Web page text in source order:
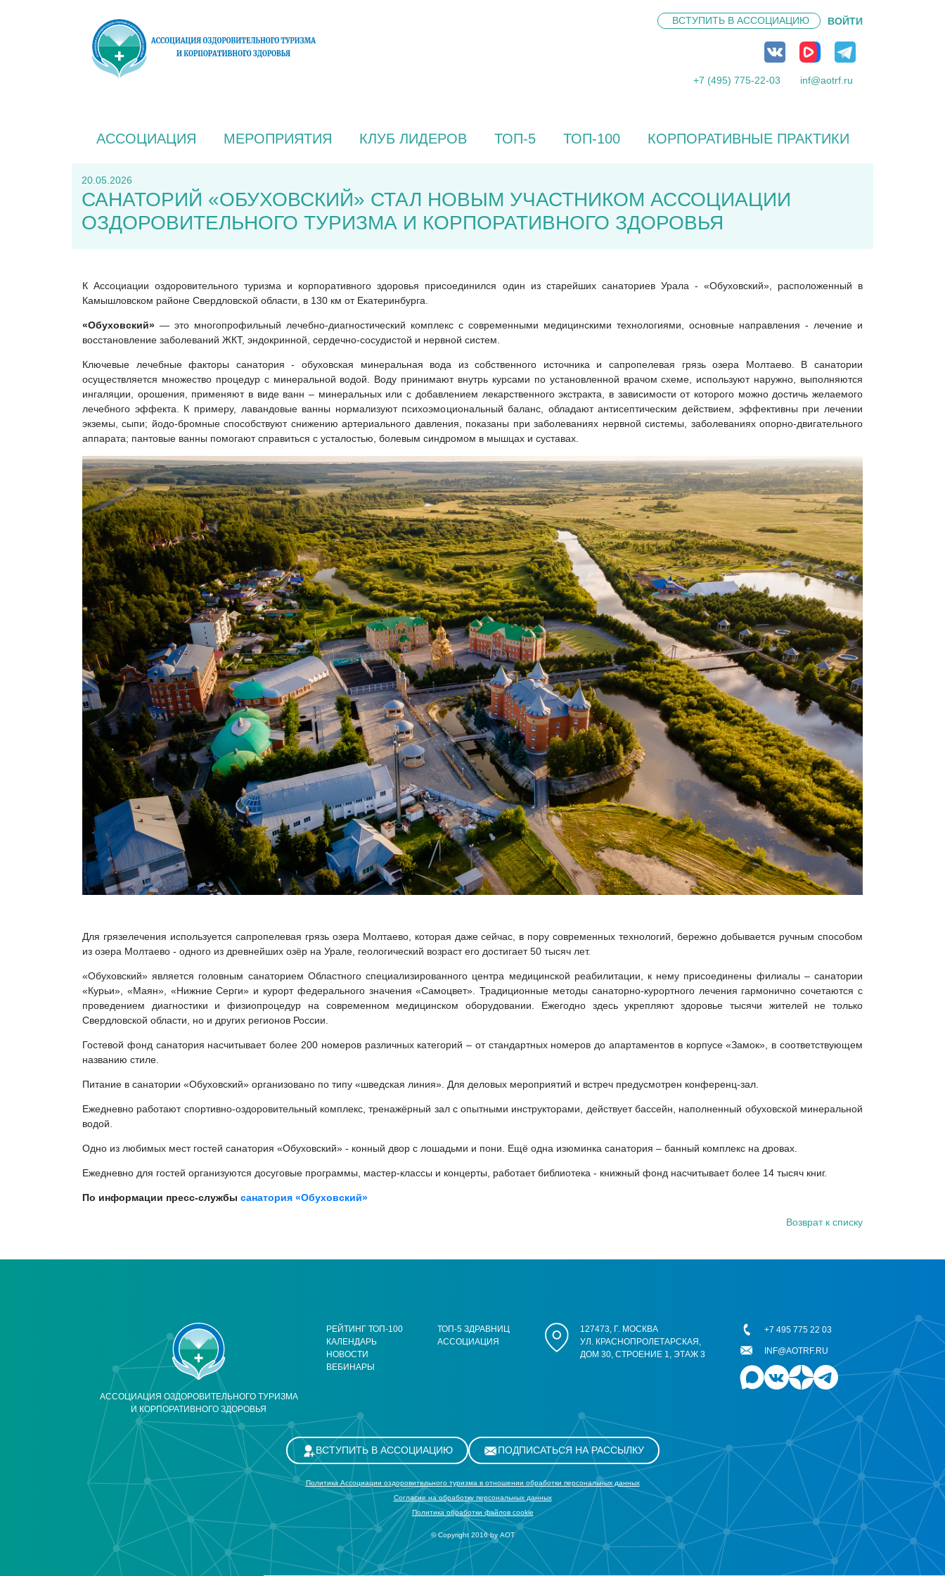
ВСТУПИТЬ В АССОЦИАЦИЮ ВОЙТИ
+7 (495) 775-22-03 inf@aotrf.ru
АССОЦИАЦИЯ МЕРОПРИЯТИЯ КЛУБ ЛИДЕРОВ ТОП-5 ТОП-100 КОРПОРАТИВНЫЕ ПРАКТИКИ
20.05.2026
САНАТОРИЙ «ОБУХОВСКИЙ» СТАЛ НОВЫМ УЧАСТНИКОМ АССОЦИАЦИИ
ОЗДОРОВИТЕЛЬНОГО ТУРИЗМА И КОРПОРАТИВНОГО ЗДОРОВЬЯ
К Ассоциации оздоровительного туризма и корпоративного здоровья присоединился один из старейших санаториев Урала - «Обуховский», расположенный в
Камышловском районе Свердловской области, в 130 км от Екатеринбурга.
«Обуховский» — это многопрофильный лечебно-диагностический комплекс с современными медицинскими технологиями, основные направления - лечение и
восстановление заболеваний ЖКТ, эндокринной, сердечно-сосудистой и нервной систем.
Ключевые лечебные факторы санатория - обуховская минеральная вода из собственного источника и сапропелевая грязь озера Молтаево. В санатории
осуществляется множество процедур с минеральной водой. Воду принимают внутрь курсами по установленной врачом схеме, используют наружно, выполняются
ингаляции, орошения, применяют в виде ванн – минеральных или с добавлением лекарственного экстракта, в зависимости от которого можно достичь желаемого
лечебного эффекта. К примеру, лавандовые ванны нормализуют психоэмоциональный баланс, обладают антисептическим действием, эффективны при лечении
экземы, сыпи; йодо-бромные способствуют снижению артериального давления, показаны при заболеваниях нервной системы, заболеваниях опорно-двигательного
аппарата; пантовые ванны помогают справиться с усталостью, болевым синдромом в мышцах и суставах.
Для грязелечения используется сапропелевая грязь озера Молтаево, которая даже сейчас, в пору современных технологий, бережно добывается ручным способом
из озера Молтаево - одного из древнейших озёр на Урале, геологический возраст его достигает 50 тысяч лет.
«Обуховский» является головным санаторием Областного специализированного центра медицинской реабилитации, к нему присоединены филиалы – санатории
«Курьи», «Маян», «Нижние Серги» и курорт федерального значения «Самоцвет». Традиционные методы санаторно-курортного лечения гармонично сочетаются с
проведением диагностики и физиопроцедур на современном медицинском оборудовании. Ежегодно здесь укрепляют здоровье тысячи жителей не только
Свердловской области, но и других регионов России.
Гостевой фонд санатория насчитывает более 200 номеров различных категорий – от стандартных номеров до апартаментов в корпусе «Замок», в соответствующем
названию стиле.
Питание в санатории «Обуховский» организовано по типу «шведская линия». Для деловых мероприятий и встреч предусмотрен конференц-зал.
Ежедневно работают спортивно-оздоровительный комплекс, тренажёрный зал с опытными инструкторами, действует бассейн, наполненный обуховской минеральной
водой.
Одно из любимых мест гостей санатория «Обуховский» - конный двор с лошадьми и пони. Ещё одна изюминка санатория – банный комплекс на дровах.
Ежедневно для гостей организуются досуговые программы, мастер-классы и концерты, работает библиотека - книжный фонд насчитывает более 14 тысяч книг.
По информации пресс-службы санатория «Обуховский»
Возврат к списку
АССОЦИАЦИЯ ОЗДОРОВИТЕЛЬНОГО ТУРИЗМА
И КОРПОРАТИВНОГО ЗДОРОВЬЯ
РЕЙТИНГ ТОП-100
КАЛЕНДАРЬ
НОВОСТИ
ВЕБИНАРЫ
ТОП-5 ЗДРАВНИЦ
АССОЦИАЦИЯ
127473, Г. МОСКВА
УЛ. КРАСНОПРОЛЕТАРСКАЯ,
ДОМ 30, СТРОЕНИЕ 1, ЭТАЖ 3
+7 495 775 22 03
INF@AOTRF.RU
ВСТУПИТЬ В АССОЦИАЦИЮ ПОДПИСАТЬСЯ НА РАССЫЛКУ
Политика Ассоциации оздоровительного туризма в отношении обработки персональных данных
Cогласие на обработку персональных данных
Политика обработки файлов cookie
© Copyright 2016 by АОТ